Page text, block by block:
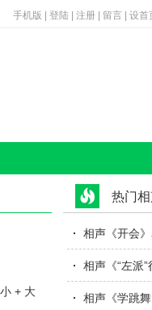
手机版 登陆 注册 留言 设首
+ 大
热门
相声《开会
相声《“左派
相声《学跳